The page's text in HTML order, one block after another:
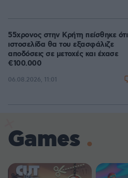
55χρονος στην Κρήτη πείσθηκε ότι
ιστοσελίδα θα του εξασφάλιζε
αποδόσεις σε μετοχές και έχασε
€100.000
06.08.2026, 11:01
Games